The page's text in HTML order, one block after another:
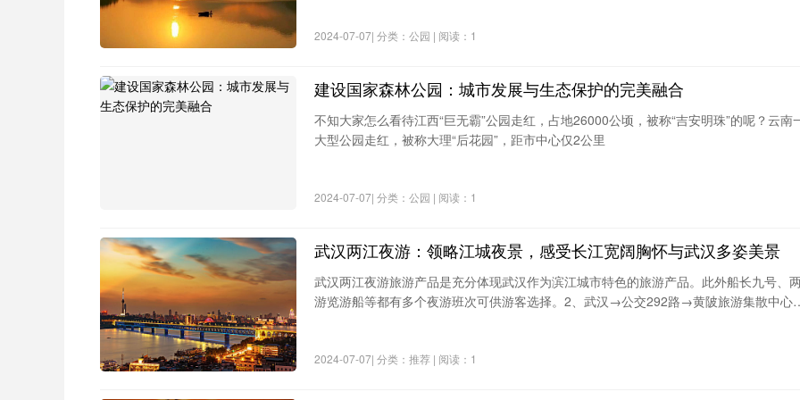
这是典型的南太平洋海滩，清澈碧绿的泻湖、洁白的沙滩、摇曳的棕榈树，还有阵阵温暖的微风，让
体会到什么叫恍惚。
2024-07-07| 分类：公园 | 阅读：1
建设国家森林公园：城市发展与生态保护的完美融合
不知大家怎么看待江西“巨无霸”公园走红，占地26000公顷，被称“吉安明珠”的呢？云南
大型公园走红，被称大理“后花园”，距市中心仅2公里
2024-07-07| 分类：公园 | 阅读：1
武汉两江夜游：领略江城夜景，感受长江宽阔胸怀与武汉多姿美景
武汉两江夜游旅游产品是充分体现武汉作为滨江城市特色的旅游产品。此外船长九号、
游览游船等都有多个夜游班次可供游客选择。2、武汉→公交292路→黄陂旅游集散中
2024-07-07| 分类：推荐 | 阅读：1